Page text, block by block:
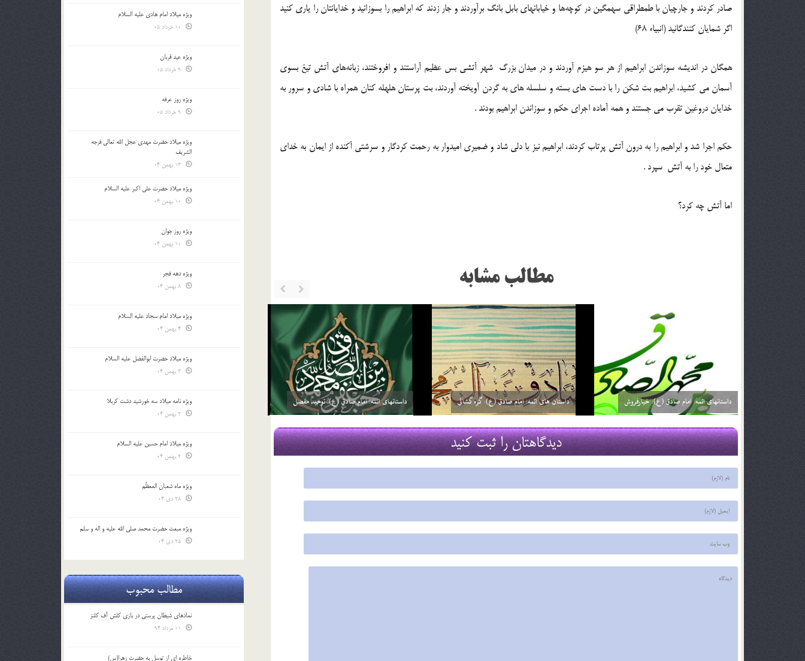
صادر کردند و جارچیان با طمطراقی سهمگین در کوچه‌ها و خیابانهای بابل بانگ برآوردند و جار زدند که ابراهیم را بسوزانید و خدایانتان را یاری کنید
اگر شمایان کنندگانید (انبیاء 68)
همگان در اندیشه سوزاندن ابراهیم از هر سو هیزم آوردند و در میدان بزرگ شهر آتشی بس عظیم آراستند و افروختند، زبانه‌های آتش تیغ بسوی
آسمان می کشید، ابراهیم بت شکن را با دست های بسته و سلسله های به گردن آویخته آوردند، بت پرستان هلهله کنان همراه با شادی و سرور به
خدایان دروغین تقرب می جستند و همه آماده اجرای حکم و سوزاندن ابراهیم بودند .
حکم اجرا شد و ابراهیم را به درون آتش پرتاب کردند، ابراهیم نیز با دلی شاد و ضمیری امیدوار به رحمت کردگار و سرشتی آکنده از ایمان به خدای
متعال خود را به آتش سپرد .
اما آتش چه کرد؟
مطالب مشابه
داستانهای ائمه: امام صادق (ع): خیارفروش
29 اسفند 03
داستان های ائمه: امام صادق (ع): گره گشائی
29 اسفند 03
داستانهای ائمه: امام صادق (ع): توحید مفضل
21 مرداد 03
دیدگاهتان را ثبت کنید
ویژه میلاد امام هادی علیه السلام
ویژه عید قربان
ویژه روز عرفه
ویژه میلاد حضرت مهدی عجل الله تعالی فرجه
الشريف
ویژه میلاد حضرت علی اکبر علیه السلام
ویژه روز جوان
ویژه دهه فجر
ویژه میلاد امام سجاد علیه السلام
ویژه میلاد حضرت ابوالفضل علیه السلام
ویژه نامه میلاد سه خورشید دشت کربلا
ویژه میلاد امام حسین علیه السلام
ویژه ماه شعبان المعظّم
ویژه مبعث حضرت محمد صلی الله علیه و اله و سلم
مطالب محبوب
نمادهای شیطان پرستی در بازی کلش آف کلنز
خاطره ای از توسل به حضرت زهرا(س)